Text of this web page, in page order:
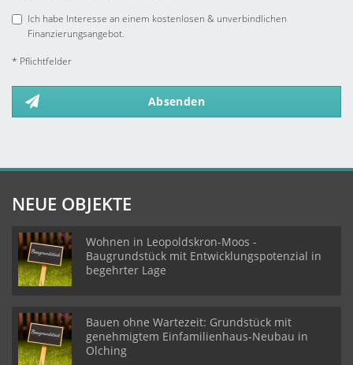
Ich habe Interesse an einem kostenlosen & unverbindlichen
Finanzierungsangebot.
* Pflichtfelder
Absenden
NEUE OBJEKTE
Wohnen in Leopoldskron-Moos -
Baugrundstück mit Entwicklungspotenzial in
begehrter Lage
Bauen ohne Wartezeit: Grundstück mit
genehmigtem Einfamilienhaus-Neubau in
Olching